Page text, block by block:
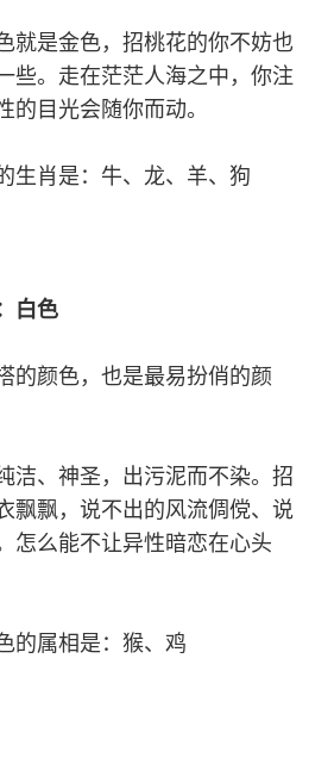
就是金色，招桃花的你不妨也
些。走在茫茫人海之中，你注
的目光会随你而动。
生肖是：牛、龙、羊、狗
白色
的颜色，也是最易扮俏的颜
洁、神圣，出污泥而不染。招
飘飘，说不出的风流倜傥、说
怎么能不让异性暗恋在心头
的属相是：猴、鸡